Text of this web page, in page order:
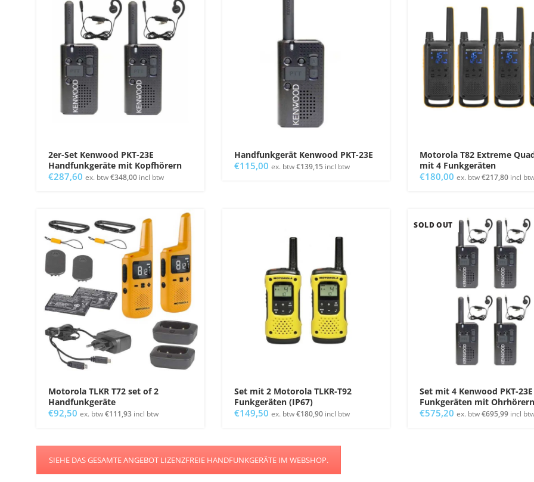
2er-Set Kenwood PKT-23E
Handfunkgeräte mit Kopfhörern
€287,60 ex. btw€348,00 incl btw
Handfunkgerät Kenwood PKT-23E
€115,00 ex. btw€139,15incl btw
Motorola T82 Extreme
mit 4 Funkgeräten
€180,00 ex. btw€217,80 incl
Motorola TLKR T72 set of 2
Handfunkgeräte
€92,50 ex. btw€111,93 incl btw
Set mit 2 Motorola TLKR-T92
Funkgeräten (IP67)
€149,50 ex. btw€180,90incl btw
SOLD OUT
Set mit 4 Kenwood PKT-23E
Funkgeräten mit
€575,20 ex. btw€695,99 incl
SIEHE DAS GESAMTE ANGEBOT LIZENZFREIE HANDFUNKGERÄTE IM WEBSHOP.